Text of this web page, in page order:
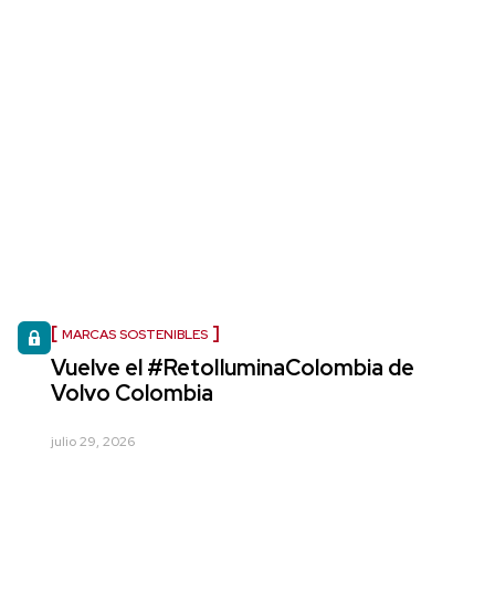
MARCAS SOSTENIBLES
Vuelve el #RetoIluminaColombia de
Volvo Colombia
julio 29, 2026